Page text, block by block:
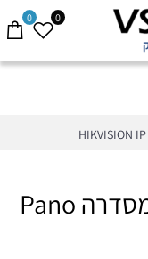
0 0
מצלמה פנורמית 2 מגה מסדרה Pano